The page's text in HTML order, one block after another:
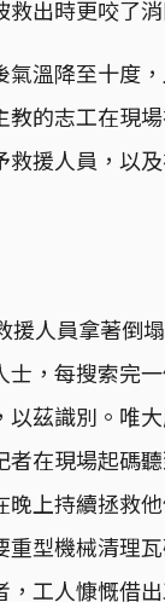
出時更咬了
氣溫降至十度
的志工在現
救援人員，以
援人員拿著倒
士，每搜索完
以茲識別。唯
者在現場起碼
晚上持續拯救
重型機械清理
，工人慷慨借